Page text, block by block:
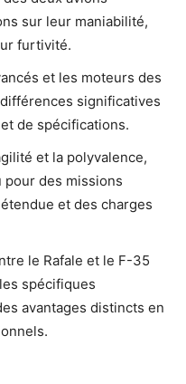
sur leur maniabilité,
furtivité.
et les moteurs des
significatives
de spécifications.
et la polyvalence,
des missions
et des charges
le Rafale et le F-35
spécifiques
avantages distincts en